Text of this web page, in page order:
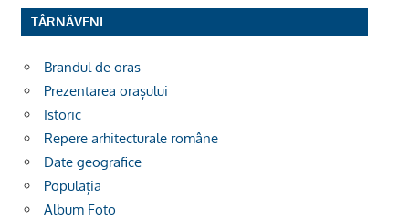
TÂRNĂVENI
Brandul de oras
Prezentarea orașului
Istoric
Repere arhitecturale române
Date geografice
Populația
Album Foto